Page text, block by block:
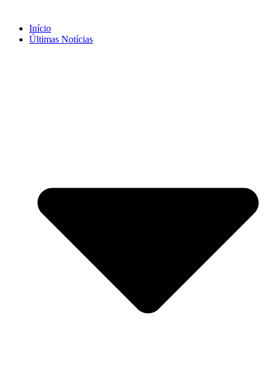
Início
Últimas Notícias